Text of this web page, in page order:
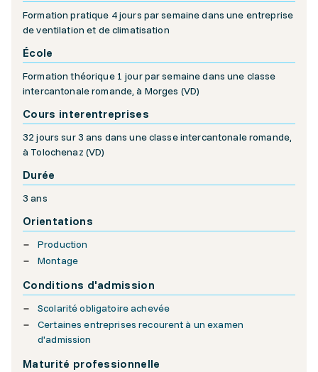
Formation pratique 4 jours par semaine dans une entreprise
de ventilation et de climatisation
École
Formation théorique 1 jour par semaine dans une classe
intercantonale romande, à Morges (VD)
Cours interentreprises
32 jours sur 3 ans dans une classe intercantonale romande,
à Tolochenaz (VD)
Durée
3 ans
Orientations
Production
Montage
Conditions d'admission
Scolarité obligatoire achevée
Certaines entreprises recourent à un examen
d'admission
Maturité professionnelle